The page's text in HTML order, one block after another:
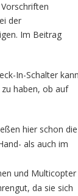
der
Im Beitrag
In-Schalter kann
haben, ob auf
hier schon die
als auch im
und Multicopter
da sie sich